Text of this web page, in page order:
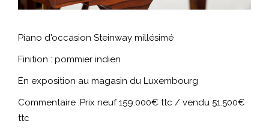
Piano d'occasion Steinway millésimé
Finition : pommier indien
En exposition au magasin du Luxembourg
Commentaire :Prix neuf 159.000€ ttc / vendu 51.500€
ttc